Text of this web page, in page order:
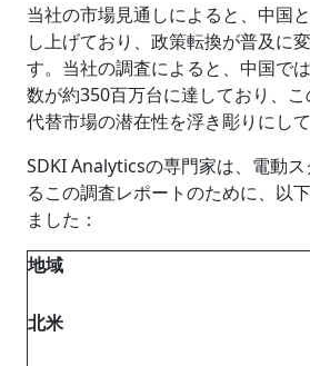
当社の市場見通しによると、中国
し上げており、政策転換が普及に
す。当社の調査によると、中国で
数が約350百万台に達しており、
代替市場の潜在性を浮き彫りにして
SDKI Analyticsの専門家は、電動
るこの調査レポートのために、以
ました：
地域
北米